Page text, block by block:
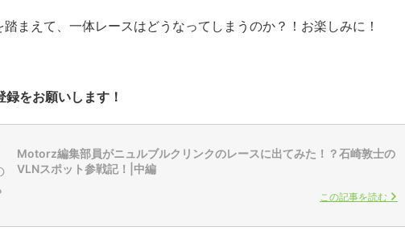
まえて、一体レースはどうなってしまうのか？！お楽しみに！
をお願いします！
Motorz編集部員がニュルブルクリンクのレースに出てみた！？石崎敦士の
VLNスポット参戦記！|中編
この記事を読む